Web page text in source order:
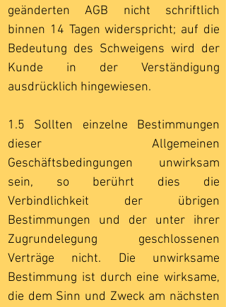
geänderten AGB nicht schriftlich
binnen 14 Tagen widerspricht; auf die
Bedeutung des Schweigens wird der
Kunde in der Verständigung
ausdrücklich hingewiesen.
1.5 Sollten einzelne Bestimmungen
dieser Allgemeinen
Geschäftsbedingungen unwirksam
sein, so berührt dies die
Verbindlichkeit der übrigen
Bestimmungen und der unter ihrer
Zugrundelegung geschlossenen
Verträge nicht. Die unwirksame
Bestimmung ist durch eine wirksame,
die dem Sinn und Zweck am nächsten